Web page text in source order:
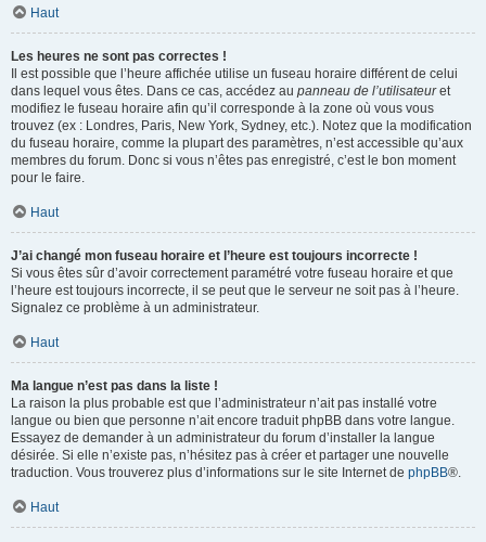
Haut
Les heures ne sont pas correctes !
Il est possible que l’heure affichée utilise un fuseau horaire différent de celui
dans lequel vous êtes. Dans ce cas, accédez au panneau de l’utilisateuret
modifiez le fuseau horaire afin qu’il corresponde à la zone où vous vous
trouvez (ex : Londres, Paris, New York, Sydney, etc.). Notez que la modification
du fuseau horaire, comme la plupart des paramètres, n’est accessible qu’aux
membres du forum. Donc si vous n’êtes pas enregistré, c’est le bon moment
pour le faire.
Haut
J’ai changé mon fuseau horaire et l’heure est toujours incorrecte !
Si vous êtes sûr d’avoir correctement paramétré votre fuseau horaire et que
l’heure est toujours incorrecte, il se peut que le serveur ne soit pas à l’heure.
Signalez ce problème à un administrateur.
Haut
Ma langue n’est pas dans la liste !
La raison la plus probable est que l’administrateur n’ait pas installé votre
langue ou bien que personne n’ait encore traduit phpBB dans votre langue.
Essayez de demander à un administrateur du forum d’installer la langue
désirée. Si elle n’existe pas, n’hésitez pas à créer et partager une nouvelle
traduction. Vous trouverez plus d’informations sur le site Internet de phpBB®.
Haut